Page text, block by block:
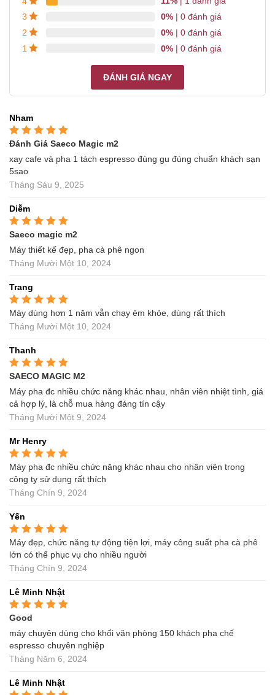
3
0% | 0 đánh giá
2
0% | 0 đánh giá
1
0% | 0 đánh giá
ĐÁNH GIÁ NGAY
Nham
Được xếp hạng5 5
Đánh Giá Saeco Magic m2
xay cafe và pha 1 tách espresso đúng gu đúng chuẩn khách sạn
5sao
Tháng Sáu 9, 2025
Diễm
Được xếp hạng55
Saeco magic m2
Máy thiết kế đẹp, pha cà phê ngon
Tháng Mười Một 10, 2024
Trang
Được xếp hạng 5
sao
Máy dùng hơn 1 năm vẫn chạy êm khỏe, dùng rất thích
Tháng Mười Một 10, 2024
Thanh
Được xếp hạng 55
SAECO MAGIC M2
Máy pha đc nhiều chức năng khác nhau, nhân viên nhiệt tình, giá
cả hợp lý, là chỗ mua hàng đáng tín cậy
Tháng Mười Một 9, 2024
Mr Henry
Được xếp hạng55
sao
Máy pha đc nhiều chức năng khác nhau cho nhân viên trong
công ty sử dụng rất thích
Tháng Chín 9, 2024
Yến
Được xếp hạng55
sao
Máy đẹp, chức năng tự động tiện lợi, máy công suất pha cà phê
lớn có thể phục vụ cho nhiều người
Tháng Chín 9, 2024
Lê Minh Nhật
Được xếp hạng
Good
máy chuyên dùng cho khối văn phòng 150 khách pha chế
espresso chuyên nghiệp
Tháng Năm 6, 2024
Lê Minh Nhật